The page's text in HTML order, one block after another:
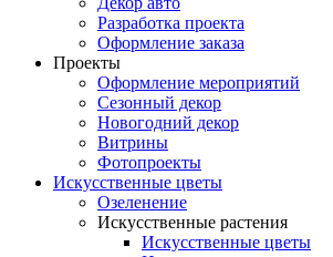
Разработка проекта
Оформление заказа
Проекты
Оформление мероприятий
Сезонный декор
Новогодний декор
Витрины
Фотопроекты
Искусственные цветы
Озеленение
Искусственные растения
Искусственные цветы